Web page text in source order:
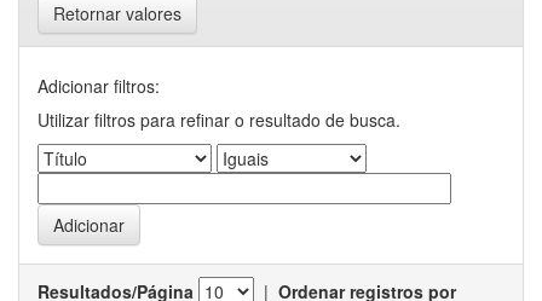
Retornar valores
Adicionar filtros:
Utilizar filtros para refinar o resultado de busca.
Resultados/Página | Ordenar registros por